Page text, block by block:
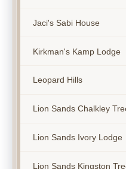
Jaci's Sabi House
Kirkman's Kamp Lodge
Leopard Hills
Lion Sands Chalkley
Lion Sands Ivory Lodge
Lion Sands Kingston